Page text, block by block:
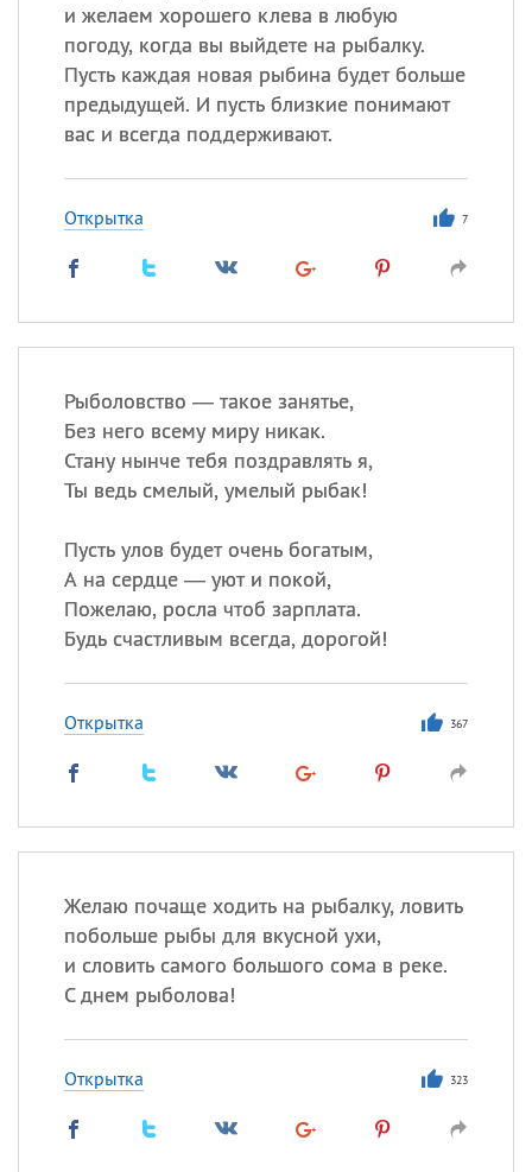
и желаем хорошего клева в любую
погоду, когда вы выйдете на рыбалку.
Пусть каждая новая рыбина будет больше
предыдущей. И пусть близкие понимают
вас и всегда поддерживают.
Открытка 7
Рыболовство — такое занятье,
Без него всему миру никак.
Стану нынче тебя поздравлять я,
Ты ведь смелый, умелый рыбак!
Пусть улов будет очень богатым,
А на сердце — уют и покой,
Пожелаю, росла чтоб зарплата.
Будь счастливым всегда, дорогой!
Открытка 367
Желаю почаще ходить на рыбалку, ловить
побольше рыбы для вкусной ухи,
и словить самого большого сома в реке.
С днем рыболова!
Открытка 323